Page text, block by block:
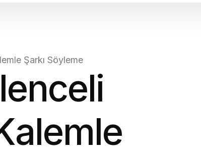
Şarkı Söyleme